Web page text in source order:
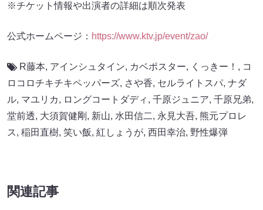
※チケット情報や出演者の詳細は順次発表
公式ホームページ： https://www.ktv.jp/event/zao/
R藤本, アインシュタイン, カベポスター, くっきー！ , コ
ロコロチキチキペッパーズ, さや香, セルライトスパ, ナダ
ル, マユリカ, ロングコートダディ , 千原ジュニア, 千原兄弟,
堂前透, 大須賀健剛 , 新山, 水田信二, 永見大吾, 熊元プロレ
ス, 稲田直樹, 笑い飯, 紅しょうが, 西田幸治, 野性爆弾
関連記事